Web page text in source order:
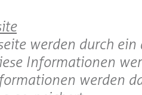
werden durch
Informationen
werden